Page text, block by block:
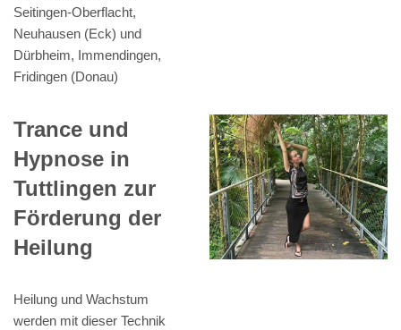
Seitingen-Oberflacht,
Neuhausen (Eck) und
Dürbheim, Immendingen,
Fridingen (Donau)
Trance und
Hypnose in
Tuttlingen zur
Förderung der
Heilung
Heilung und Wachstum
werden mit dieser Technik